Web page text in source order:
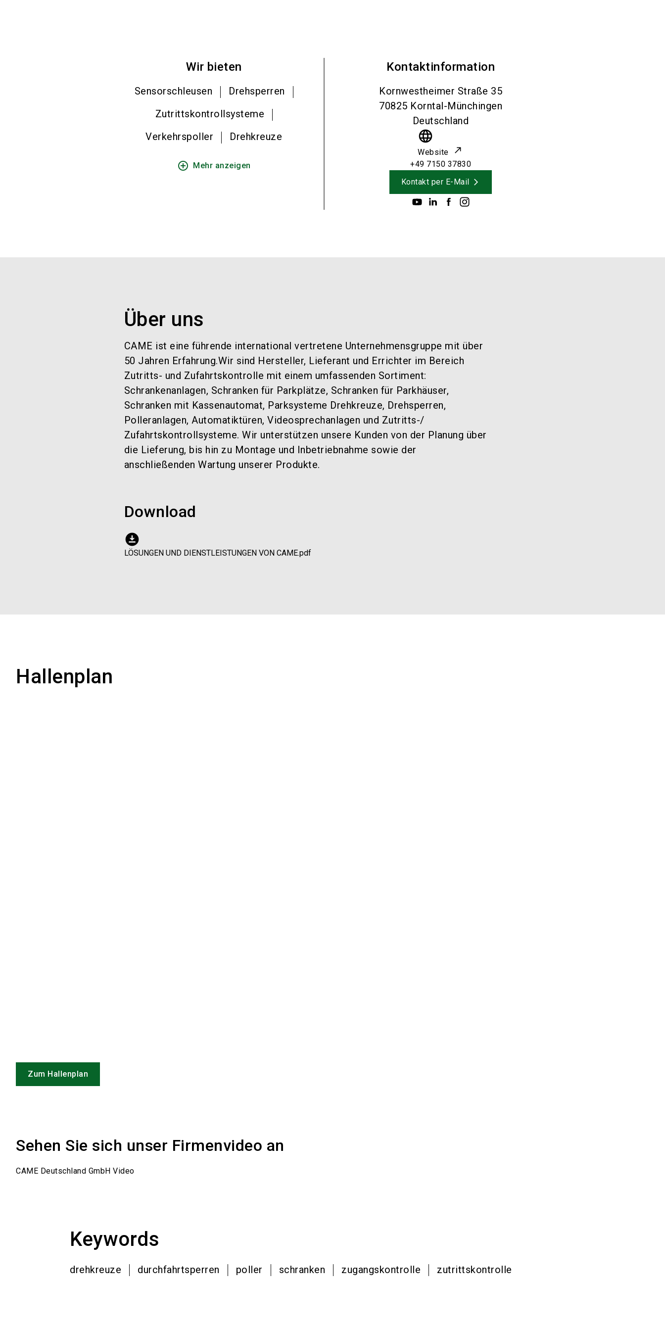
Wir bieten
Sensorschleusen
Drehsperren
Zutrittskontrollsysteme
Verkehrspoller
Drehkreuze
add_circle_outline Mehr anzeigen
Kontaktinformation
Kornwestheimer Straße 35
70825 Korntal-Münchingen
Deutschland
language
Website
+49 7150 37830
Kontakt per E-Mail
Über uns
CAME ist eine führende international vertretene Unternehmensgruppe mit über
50 Jahren Erfahrung.Wir sind Hersteller, Lieferant und Errichter im Bereich
Zutritts- und Zufahrtskontrolle mit einem umfassenden Sortiment:
Schrankenanlagen, Schranken für Parkplätze, Schranken für Parkhäuser,
Schranken mit Kassenautomat, Parksysteme Drehkreuze, Drehsperren,
Polleranlagen, Automatiktüren, Videosprechanlagen und Zutritts-/
Zufahrtskontrollsysteme. Wir unterstützen unsere Kunden von der Planung über
die Lieferung, bis hin zu Montage und Inbetriebnahme sowie der
anschließenden Wartung unserer Produkte.
Download
download_for_offline
LÖSUNGEN UND DIENSTLEISTUNGEN VON CAME.pdf
Hallenplan
Zum Hallenplan
Sehen Sie sich unser Firmenvideo an
CAME Deutschland GmbH Video
Keywords
drehkreuze durchfahrtsperren poller schranken zugangskontrolle zutrittskontrolle